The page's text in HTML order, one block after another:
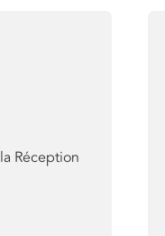
Réception